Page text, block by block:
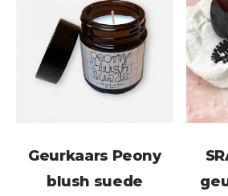
Geurkaars Peony
blush suede